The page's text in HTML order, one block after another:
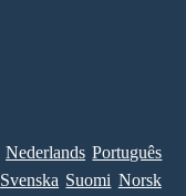
Nederlands Português
Svenska Suomi Norsk